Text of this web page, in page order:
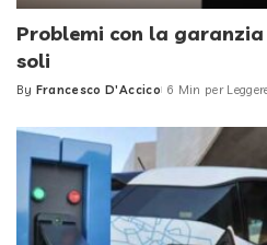
Problemi con la garanzia
soli
Posted
By Francesco D'Accico 6 Min per